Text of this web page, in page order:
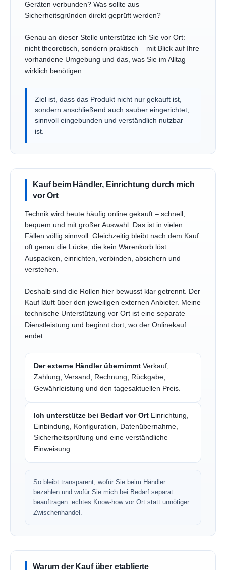
Geräten verbunden? Was sollte aus
Sicherheitsgründen direkt geprüft werden?
Genau an dieser Stelle unterstütze ich Sie vor Ort:
nicht theoretisch, sondern praktisch – mit Blick auf Ihre
vorhandene Umgebung und das, was Sie im Alltag
wirklich benötigen.
Ziel ist, dass das Produkt nicht nur gekauft ist,
sondern anschließend auch sauber eingerichtet,
sinnvoll eingebunden und verständlich nutzbar
ist.
Kauf beim Händler, Einrichtung durch mich
vor Ort
Technik wird heute häufig online gekauft – schnell,
bequem und mit großer Auswahl. Das ist in vielen
Fällen völlig sinnvoll. Gleichzeitig bleibt nach dem Kauf
oft genau die Lücke, die kein Warenkorb löst:
Auspacken, einrichten, verbinden, absichern und
verstehen.
Deshalb sind die Rollen hier bewusst klar getrennt. Der
Kauf läuft über den jeweiligen externen Anbieter. Meine
technische Unterstützung vor Ort ist eine separate
Dienstleistung und beginnt dort, wo der Onlinekauf
endet.
Der externe Händler übernimmt Verkauf,
Zahlung, Versand, Rechnung, Rückgabe,
Gewährleistung und den tagesaktuellen Preis.
Ich unterstütze bei Bedarf vor Ort Einrichtung,
Einbindung, Konfiguration, Datenübernahme,
Sicherheitsprüfung und eine verständliche
Einweisung.
So bleibt transparent, wofür Sie beim Händler
bezahlen und wofür Sie mich bei Bedarf separat
beauftragen: echtes Know-how vor Ort statt unnötiger
Zwischenhandel.
Warum der Kauf über etablierte